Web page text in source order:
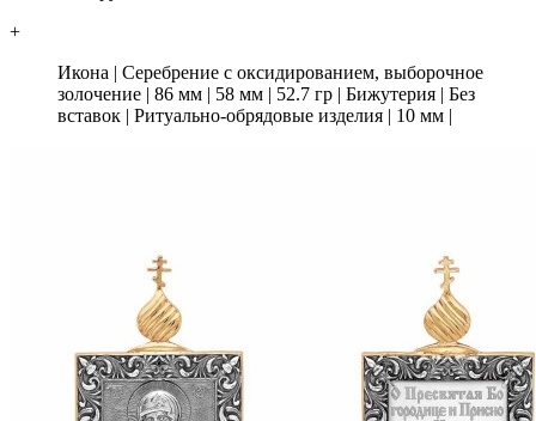
+
Икона | Серебрение с оксидированием, выборочное
золочение | 86 мм | 58 мм | 52.7 гр | Бижутерия | Без
вставок | Ритуально-обрядовые изделия | 10 мм |